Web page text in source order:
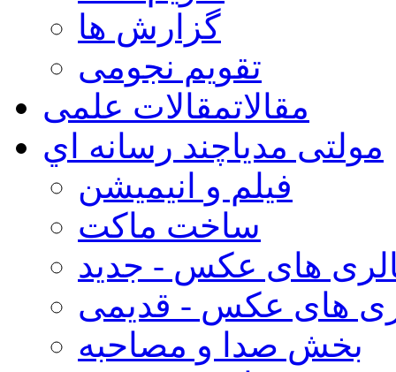
گزارش ها
تقویم نجومی
مقالاتمقالات علمی
مولتی مدیاچند رسانه اي
فیلم و انیمیشن
ساخت ماکت
های عکس - جدید
های عکس - قدیمی
بخش صدا و مصاحبه